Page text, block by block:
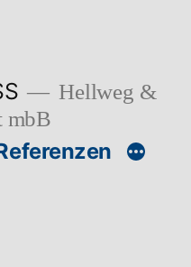
Hellweg &
mbB